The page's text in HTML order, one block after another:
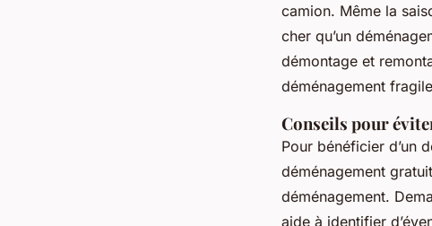
camion. Même la
cher qu’un
démontage et
déménagement
Conseils pour
Pour bénéficier d’un
déménagement
déménagement.
aide à identifier